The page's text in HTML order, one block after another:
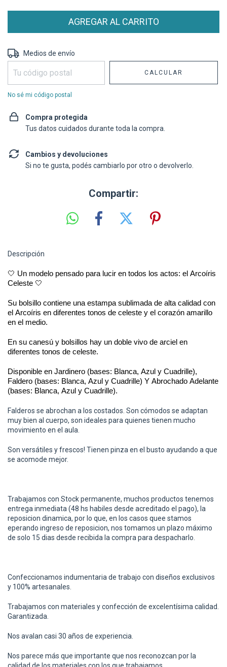
Entregas para el CP:
Medios de envío
CALCULAR
No sé mi código postal
Compra protegida
Tus datos cuidados durante toda la compra.
Cambios y devoluciones
Si no te gusta, podés cambiarlo por otro o devolverlo.
Compartir:
Descripción
🤍 Un modelo pensado para lucir en todos los actos: el Arcoíris
Celeste 🤍
Su bolsillo contiene una estampa sublimada de alta calidad con
el Arcoíris en diferentes tonos de celeste y el corazón amarillo
en el medio.
En su canesú y bolsillos hay un doble vivo de arciel en
diferentes tonos de celeste.
Disponible en Jardinero (bases: Blanca, Azul y Cuadrille),
Faldero (bases: Blanca, Azul y Cuadrille) Y Abrochado Adelante
(bases: Blanca, Azul y Cuadrille).
Falderos se abrochan a los costados. Son cómodos se adaptan
muy bien al cuerpo, son ideales para quienes tienen mucho
movimiento en el aula.
Son versátiles y frescos! Tienen pinza en el busto ayudando a que
se acomode mejor.
Trabajamos con Stock permanente, muchos productos tenemos
entrega inmediata (48 hs habiles desde acreditado el pago), la
reposicion dinamica, por lo que, en los casos quee stamos
eperando ingreso de reposicion, nos tomamos un plazo máximo
de solo 15 dias desde recibida la compra para despacharlo.
Confeccionamos indumentaria de trabajo con diseños exclusivos
y 100% artesanales.
Trabajamos con materiales y confección de excelentísima calidad.
Garantizada.
Nos avalan casi 30 años de experiencia.
Nos parece más que importante que nos reconozcan por la
calidad de los materiales con los que trabajamos.